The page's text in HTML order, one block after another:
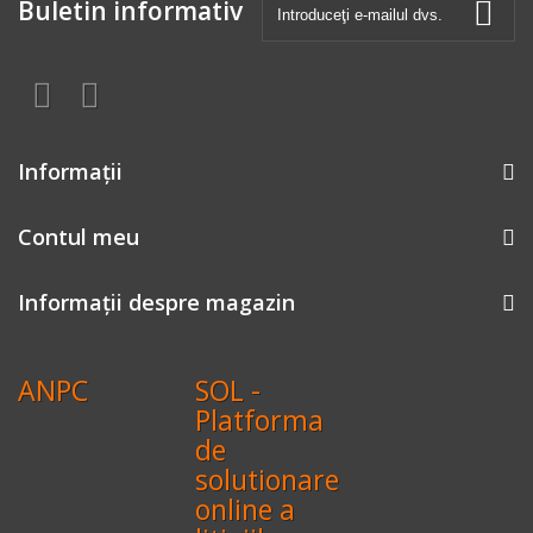
Buletin informativ
Informaţii
Contul meu
Informații despre magazin
ANPC SOL -
Platforma
de
solutionare
online a